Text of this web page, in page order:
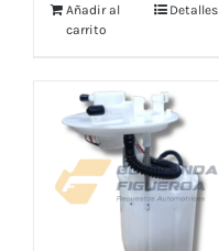
$ 50,00.$ 45,75.
Añadir al
carrito
Detalles